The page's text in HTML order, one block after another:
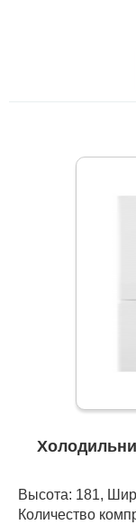
Высота: 181,
Количество